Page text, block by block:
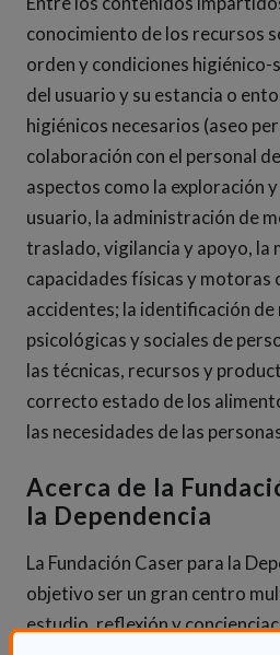
conocimiento de los recursos
orden y condiciones
del usuario y su estancia o
higiénicos necesarios (aseo
colaboración con el personal
aspectos como la exploración
usuario, la administración de
traslado, vigilancia y apoyo, la
capacidades físicas y motoras
accidentes; la identificación de
psicológicas y sociales de
las técnicas, recursos y
correcto estado de los
las necesidades de las
Acerca de la
la Dependencia
La Fundación Caser para la
objetivo ser un gran centro
estudio, reflexión y